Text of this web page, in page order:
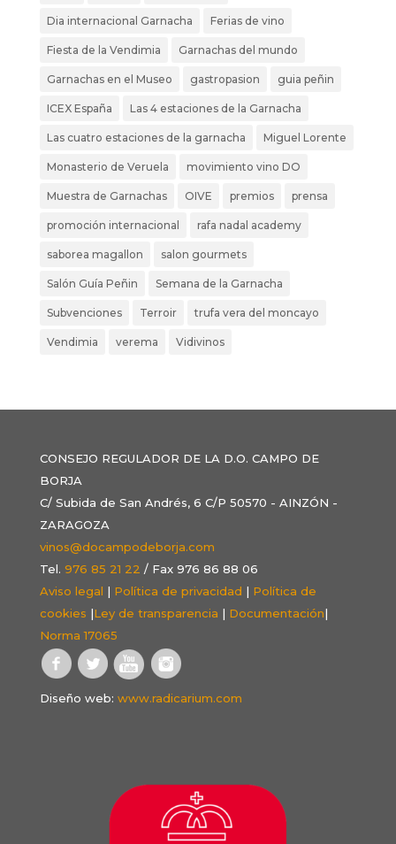
Dia internacional Garnacha Ferias de vino
Fiesta de la Vendimia Garnachas del mundo
Garnachas en el Museo gastropasion guia peñin
ICEX España Las 4 estaciones de la Garnacha
Las cuatro estaciones de la garnacha Miguel Lorente
Monasterio de Veruela movimiento vino DO
Muestra de Garnachas OIVE premios prensa
promoción internacional rafa nadal academy
saborea magallon salon gourmets
Salón Guía Peñin Semana de la Garnacha
Subvenciones Terroir trufa vera del moncayo
Vendimia verema Vidivinos
CONSEJO REGULADOR DE LA D.O. CAMPO DE
BORJA
C/ Subida de San Andrés, 6 C/P 50570 - AINZÓN -
ZARAGOZA
vinos@docampodeborja.com
Tel. 976 85 21 22 / Fax 976 86 88 06
Aviso legal | Política de privacidad | Política de
cookies |Ley de transparencia | Documentación|
Norma 17065
Diseño web: www.radicarium.com